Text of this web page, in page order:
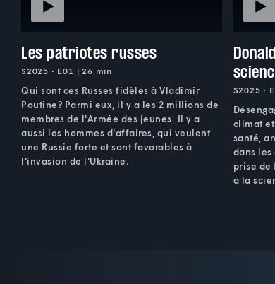
Les patriotes russes
S2025 • E01 | 26 min
Qui sont ces Russes fidèles à Vladimir
Poutine? Parmi eux, il y a les 2 millions de
membres de l'Armée des jeunes. Il y a
aussi les hommes d'affaires, qui veulent
une Russie forte et sont favorables à
l'invasion de l'Ukraine.
S2025 •
climat
santé,
dans les
prise de
à la